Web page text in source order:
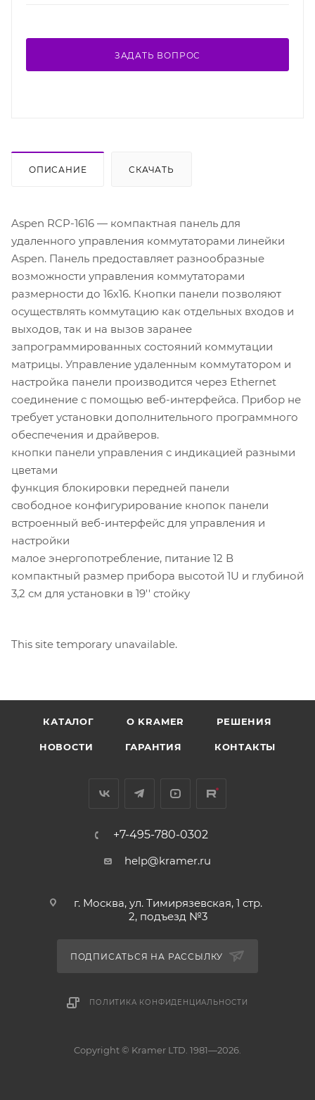
ЗАДАТЬ ВОПРОС
ОПИСАНИЕ СКАЧАТЬ
Aspen RCP-1616 — компактная панель для
удаленного управления коммутаторами линейки
Aspen. Панель предоставляет разнообразные
возможности управления коммутаторами
размерности до 16х16. Кнопки панели позволяют
осуществлять коммутацию как отдельных входов и
выходов, так и на вызов заранее
запрограммированных состояний коммутации
матрицы. Управление удаленным коммутатором и
настройка панели производится через Ethernet
соединение с помощью веб-интерфейса. Прибор не
требует установки дополнительного программного
обеспечения и драйверов.
кнопки панели управления с индикацией разными
цветами
функция блокировки передней панели
свободное конфигурирование кнопок панели
встроенный веб-интерфейс для управления и
настройки
малое энергопотребление, питание 12 В
компактный размер прибора высотой 1U и глубиной
3,2 см для установки в 19'' стойку
This site temporary unavailable.
КАТАЛОГ O KRAMER РЕШЕНИЯ
НОВОСТИ ГАРАНТИЯ КОНТАКТЫ
+7-495-780-0302
help@kramer.ru
г. Москва, ул. Тимирязевская, 1 стр.
2, подъезд №3
ПОДПИСАТЬСЯ НА РАССЫЛКУ
ПОЛИТИКА КОНФИДЕНЦИАЛЬНОСТИ
Copyright © Kramer LTD. 1981—2026.